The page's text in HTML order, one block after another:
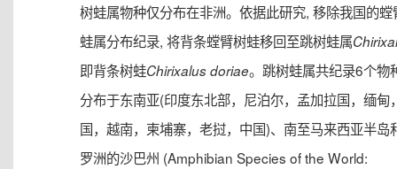
树蛙属物种仅分布在非洲。依据此研究, 移除我国的螳
蛙属分布纪录, 将背条螳臂树蛙移回至跳树蛙属
即背条树蛙Chirixalus doriae。跳树蛙属共纪录6个物
分布于东南亚(印度东北部，尼泊尔，孟加拉国，缅甸
国，越南，柬埔寨，老挝，中国)、南至马来西亚半岛
罗洲的沙巴州 (Amphibian Species of the World: